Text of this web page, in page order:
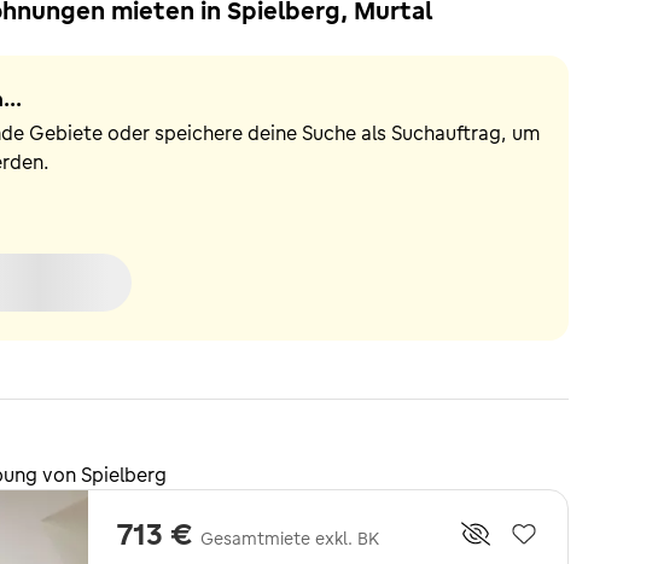
mieten in Spielberg, Murtal
Gebiete oder speichere deine Suche als Suchauftrag, um
von Spielberg
713 € Gesamtmiete exkl. BK